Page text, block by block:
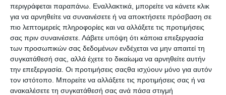
περιγράφεται παραπάνω. Εναλλακτικά, μπορείτε να κάνετε κλικ
για να αρνηθείτε να συναινέσετε ή να αποκτήσετε πρόσβαση σε
πιο λεπτομερείς πληροφορίες και να αλλάξετε τις προτιμήσεις
σας πριν συναινέσετε. Λάβετε υπόψη ότι κάποια επεξεργασία
των προσωπικών σας δεδομένων ενδέχεται να μην απαιτεί τη
συγκατάθεσή σας, αλλά έχετε το δικαίωμα να αρνηθείτε αυτήν
την επεξεργασία. Οι προτιμήσεις σαςθα ισχύουν μόνο για αυτόν
τον ιστότοπο. Μπορείτε να αλλάξετε τις προτιμήσεις σας ή να
ανακαλέσετε τη συγκατάθεσή σας ανά πάσα στιγμή
που θα τον
οδηγήσει μέχρι τον Λευκό Οίκο.
Παρόλο που ο Αβραάμ Λίνκολν εξυμνείται γιατί
κατάφερε να σώσει την Ένωση και γιατί
απελευθέρωσε εκατομμύρια σκλάβους, ο
ευγενής του αγώνας κατά των δυνάμεων των
απέθαντων παρέμεινε στις σκιές για